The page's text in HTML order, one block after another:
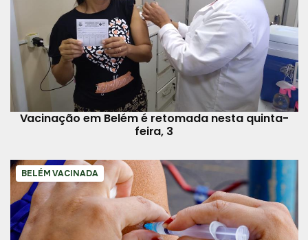
Vacinação em Belém é retomada nesta quinta-
feira, 3
BELÉM VACINADA